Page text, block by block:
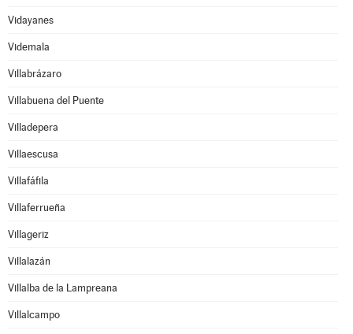
Vidayanes
Videmala
Villabrázaro
Villabuena del Puente
Villadepera
Villaescusa
Villafáfila
Villaferrueña
Villageriz
Villalazán
Villalba de la Lampreana
Villalcampo